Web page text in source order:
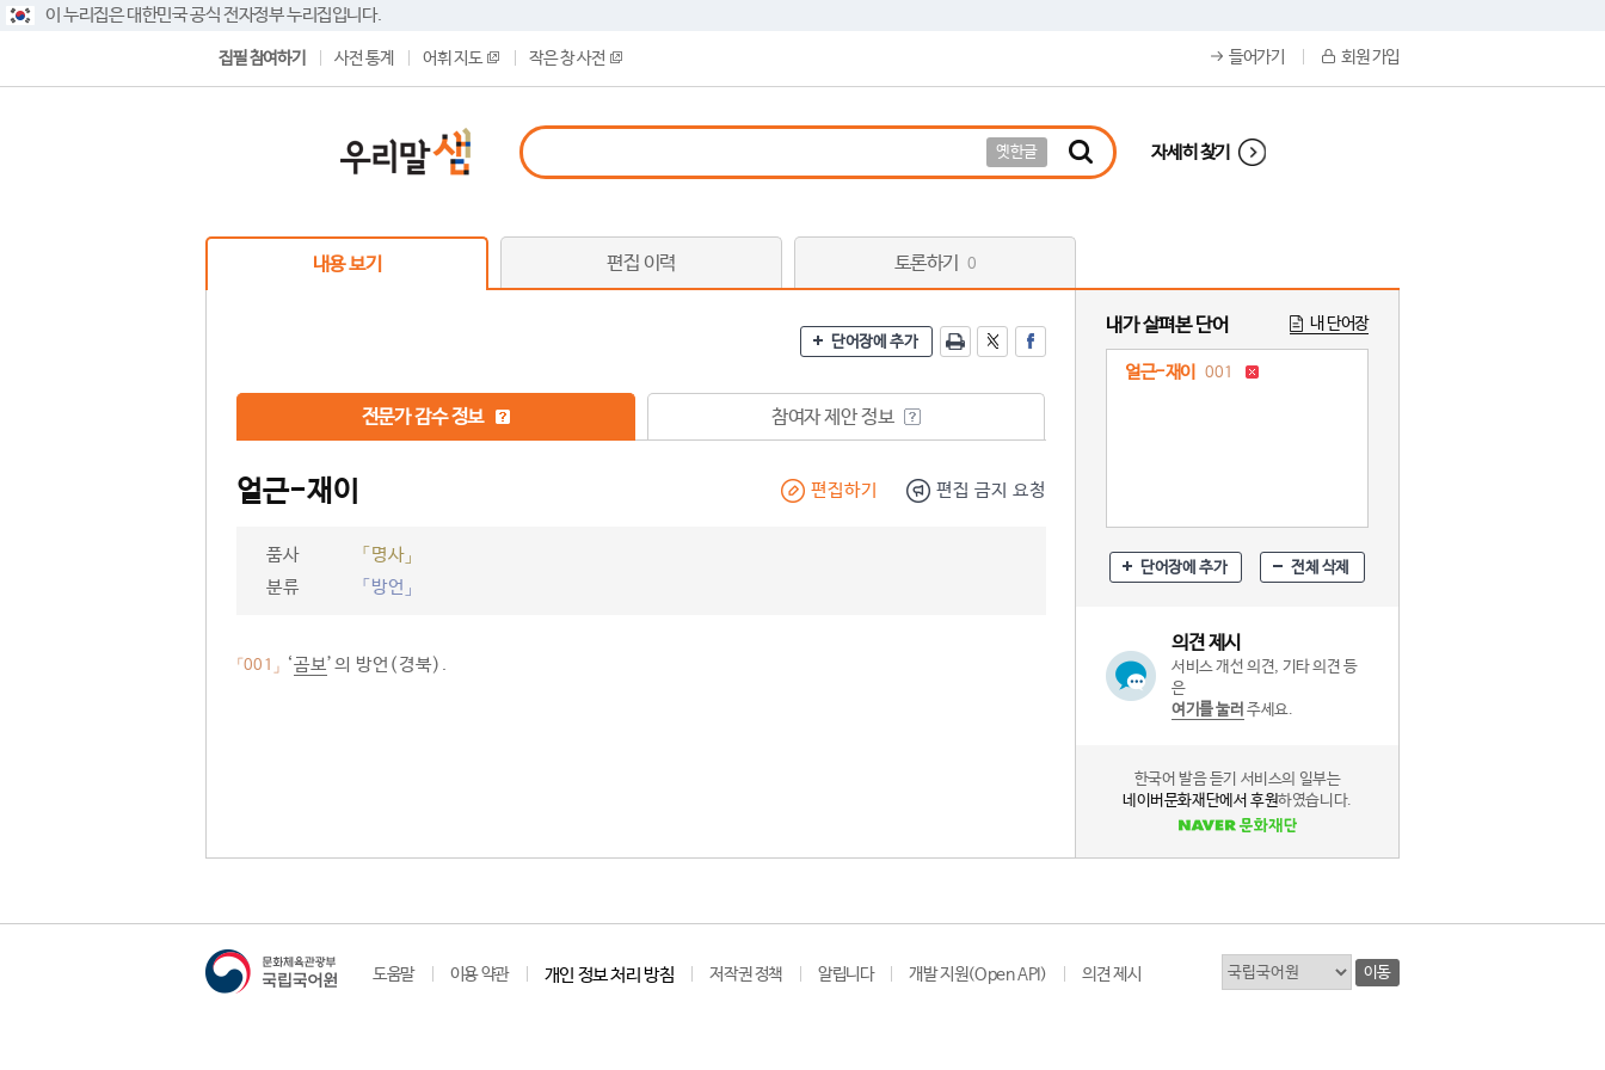
이 누리집은 대한민국 공식 전자정부 누리집입니다.
집필 참여하기 사전 통계 어휘 지도 작은 창 사전 들어가기 회원 가입
옛한글 자세히 찾기
내용 보기 편집 이력 토론하기 0
단어장에 추가
전문가 감수 정보 참여자 제안 정보
얼근-재이 편집하기 편집 금지 요청
품사
「명사」
분류
「방언」
「001」 ‘곰보’의 방언(경북).
내가 살펴본 단어 내 단어장
얼근-재이 001
단어장에 추가 전체 삭제
의견 제시
서비스 개선 의견, 기타 의견 등
은
여기를 눌러 주세요.
한국어 발음 듣기 서비스의 일부는
네이버문화재단에서 후원하였습니다.
도움말 이용 약관 개인 정보 처리 방침 저작권 정책 알립니다 개발 지원(Open API) 의견 제시 이동